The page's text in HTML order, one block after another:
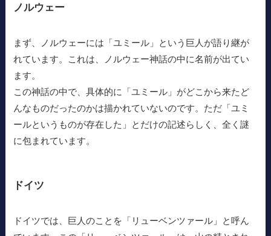
ノルウェー
まず、ノルウェーには「ユミール」という巨人が語り継が
れています。これは、ノルウェー神話の中に名前が出てい
ます。
この神話の中で、具体的に「ユミール」がどこから来たど
んなものだったのかは描かれていないのです。ただ「ユミ
ールというものが存在した」とだけの記述らしく、全く謎
に包まれています。
ドイツ
ドイツでは、巨人のことを「リューベンツァール」と呼ん